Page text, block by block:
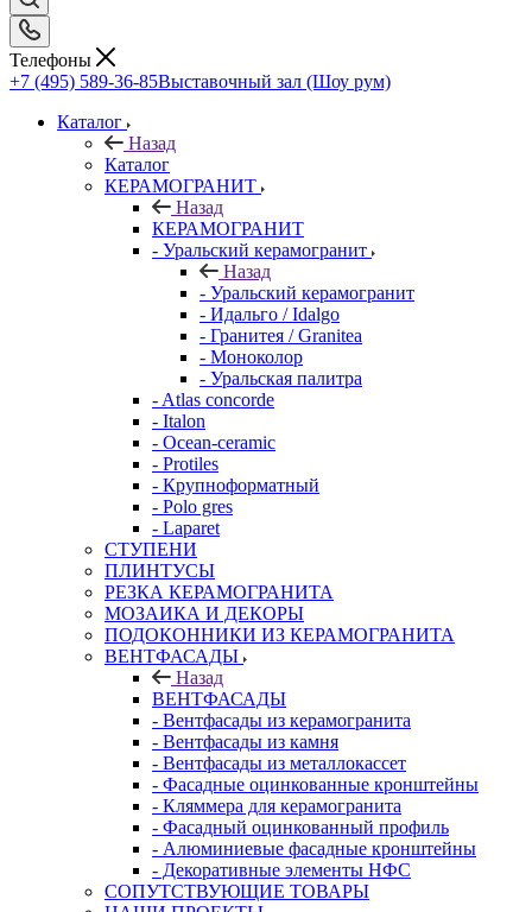
Телефоны
+7 (495) 589-36-85Выставочный зал (Шоу рум)
Каталог
Назад
Каталог
КЕРАМОГРАНИТ
Назад
КЕРАМОГРАНИТ
- Уральский керамогранит
Назад
- Уральский керамогранит
- Идальго / Idalgo
- Гранитея / Granitea
- Моноколор
- Уральская палитра
- Atlas concorde
- Italon
- Ocean-ceramic
- Protiles
- Крупноформатный
- Polo gres
- Laparet
СТУПЕНИ
ПЛИНТУСЫ
РЕЗКА КЕРАМОГРАНИТА
МОЗАИКА И ДЕКОРЫ
ПОДОКОННИКИ ИЗ КЕРАМОГРАНИТА
ВЕНТФАСАДЫ
Назад
ВЕНТФАСАДЫ
- Вентфасады из керамогранита
- Вентфасады из камня
- Вентфасады из металлокассет
- Фасадные оцинкованные кронштейны
- Кляммера для керамогранита
- Фасадный оцинкованный профиль
- Алюминиевые фасадные кронштейны
- Декоративные элементы НФС
СОПУТСТВУЮЩИЕ ТОВАРЫ